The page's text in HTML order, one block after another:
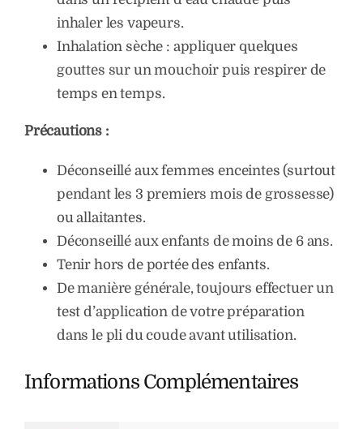
inhaler les vapeurs.
Inhalation sèche : appliquer quelques
gouttes sur un mouchoir puis respirer de
temps en temps.
Précautions :
Déconseillé aux femmes enceintes (surtout
pendant les 3 premiers mois de grossesse)
ou allaitantes.
Déconseillé aux enfants de moins de 6 ans.
Tenir hors de portée des enfants.
De manière générale, toujours effectuer un
test d’application de votre préparation
dans le pli du coude avant utilisation.
Informations Complémentaires